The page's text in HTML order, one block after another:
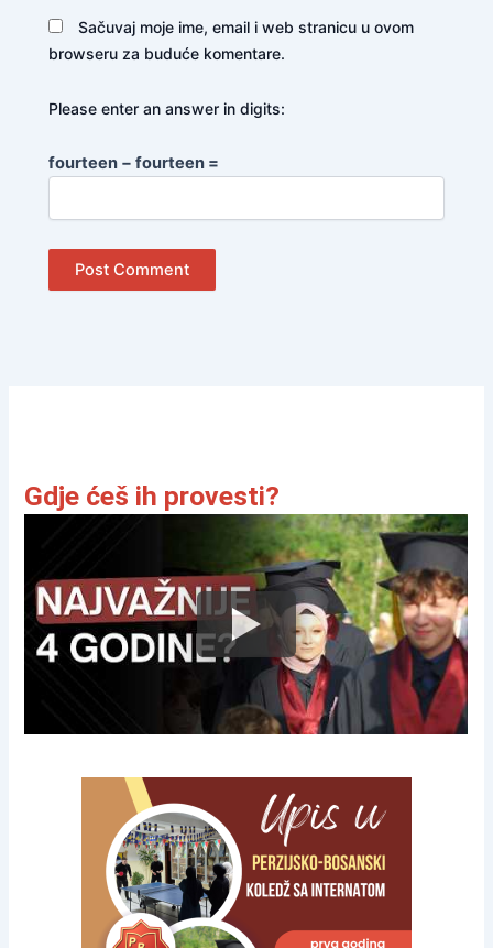
Sačuvaj moje ime, email i web stranicu u ovom
browseru za buduće komentare.
Please enter an answer in digits:
fourteen − fourteen =
Gdje ćeš ih provesti?